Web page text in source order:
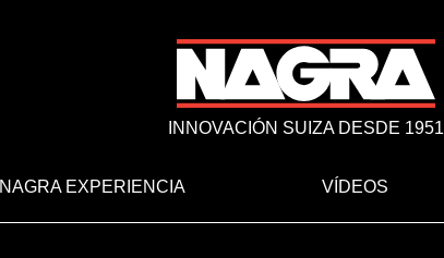
INNOVACIÓN SUIZA DESDE 1951
NAGRA EXPERIENCIA VÍDEOS